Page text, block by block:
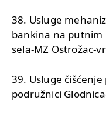
38. Usluge
bankina na putnim
sela-MZ Ostrožac-
39. Usluge
podružnici